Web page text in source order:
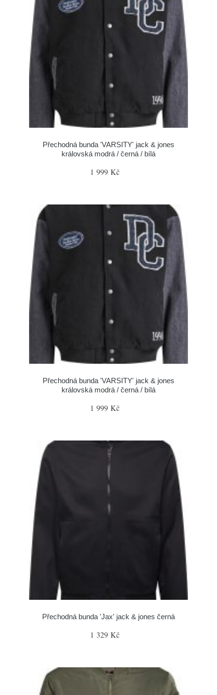
Přechodná bunda 'VARSITY' jack & jones
královská modrá / černá / bílá
1 999 Kč
Přechodná bunda 'VARSITY' jack & jones
královská modrá / černá / bílá
1 999 Kč
Přechodná bunda 'Jax' jack & jones černá
1 329 Kč